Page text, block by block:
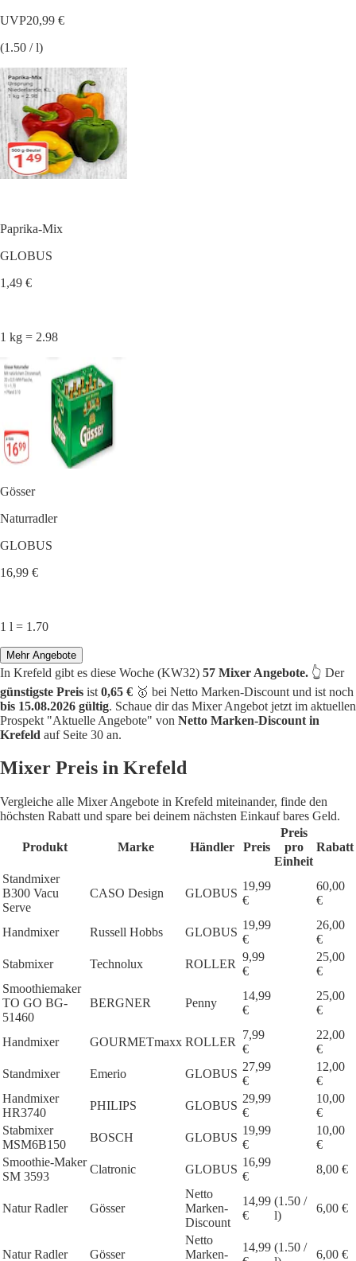
UVP20,99 €
(1.50 / l)
Paprika-Mix
GLOBUS
1,49 €
1 kg = 2.98
Gösser
Naturradler
GLOBUS
16,99 €
1 l = 1.70
Mehr Angebote
In Krefeld gibt es diese Woche (KW32) 57 Mixer Angebote. 👆 Der
günstigste Preis ist 0,65 € 🥇 bei Netto Marken-Discount und ist noch
bis 15.08.2026 gültig. Schaue dir das Mixer Angebot jetzt im aktuellen
Prospekt "Aktuelle Angebote" von Netto Marken-Discount in
Krefeld auf Seite 30 an.
Mixer Preis in Krefeld
Vergleiche alle Mixer Angebote in Krefeld miteinander, finde den
höchsten Rabatt und spare bei deinem nächsten Einkauf bares Geld.
Produkt Marke Händler Preis
Preis
pro
Einheit
Rabatt
Standmixer
B300 Vacu
Serve
CASO Design GLOBUS
19,99
€
60,00
€
Handmixer Russell Hobbs GLOBUS
19,99
€
26,00
€
Stabmixer
Technolux ROLLER
9,99
€
25,00
€
Smoothiemaker
TO GO BG-
51460
BERGNER Penny
14,99
€
25,00
€
Handmixer GOURMETmaxx ROLLER
7,99
€
22,00
€
Standmixer
Emerio GLOBUS
27,99
€
12,00
€
Handmixer
HR3740
PHILIPS GLOBUS
29,99
€
10,00
€
Stabmixer
MSM6B150
BOSCH GLOBUS
19,99
€
10,00
€
Smoothie-Maker
SM 3593
Clatronic GLOBUS
16,99
€
8,00 €
Natur Radler Gösser
Netto
Marken-
Discount
14,99
€
(1.50 /
l)
6,00 €
Natur Radler Gösser
Netto
Marken-
14,99 (1.50 /
6,00 €